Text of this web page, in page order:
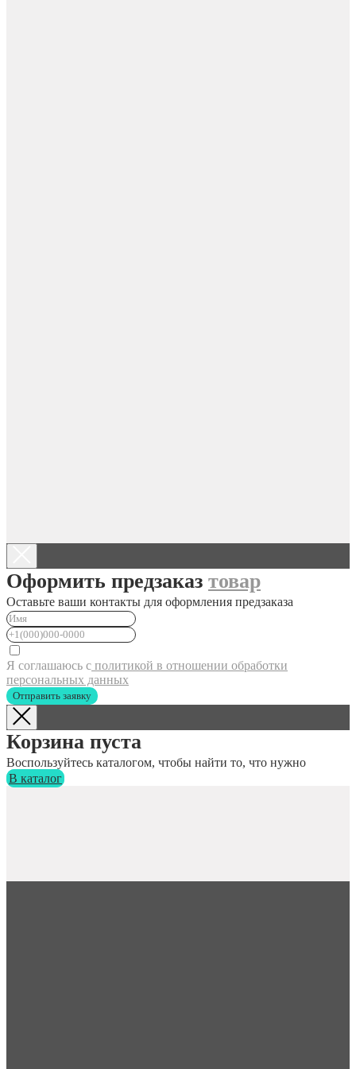
Оформить предзаказ товар
Оставьте ваши контакты для оформления предзаказа
Я соглашаюсь с политикой в отношении обработки
персональных данных
Отправить заявку
Корзина пуста
Воспользуйтесь каталогом, чтобы найти то, что нужно
В каталог